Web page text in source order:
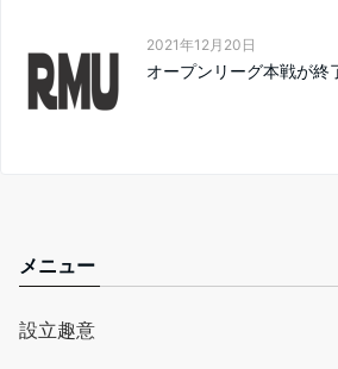
2021年12月20日
オープンリーグ本戦が終
メニュー
設立趣意